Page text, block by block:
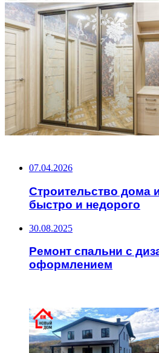
07.04.2026
Строительство дома
быстро и недорого
30.08.2025
Ремонт спальни с
оформлением